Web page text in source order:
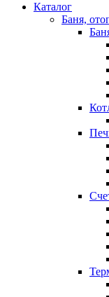
Каталог
Баня,